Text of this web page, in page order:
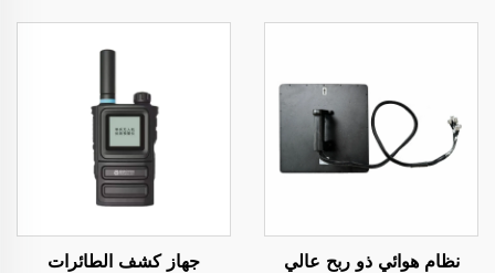
نظام هوائي ذو ربح عالي
جهاز كشف الطائرات